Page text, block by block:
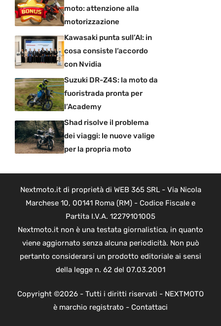
moto: attenzione alla
motorizzazione
Kawasaki punta sull’AI: in
cosa consiste l’accordo
con Nvidia
Suzuki DR-Z4S: la moto da
fuoristrada pronta per
l’Academy
Shad risolve il problema
dei viaggi: le nuove valige
per la propria moto
Nextmoto.it di proprietà di WEB 365 SRL - Via Nicola
Marchese 10, 00141 Roma (RM) - Codice Fiscale e
Partita I.V.A. 12279101005
Nextmoto.it non è una testata giornalistica, in quanto
viene aggiornato senza alcuna periodicità. Non può
pertanto considerarsi un prodotto editoriale ai sensi
della legge n. 62 del 07.03.2001
Copyright ©2026 - Tutti i diritti riservati - NEXTMOTO
è marchio registrato - Contattaci